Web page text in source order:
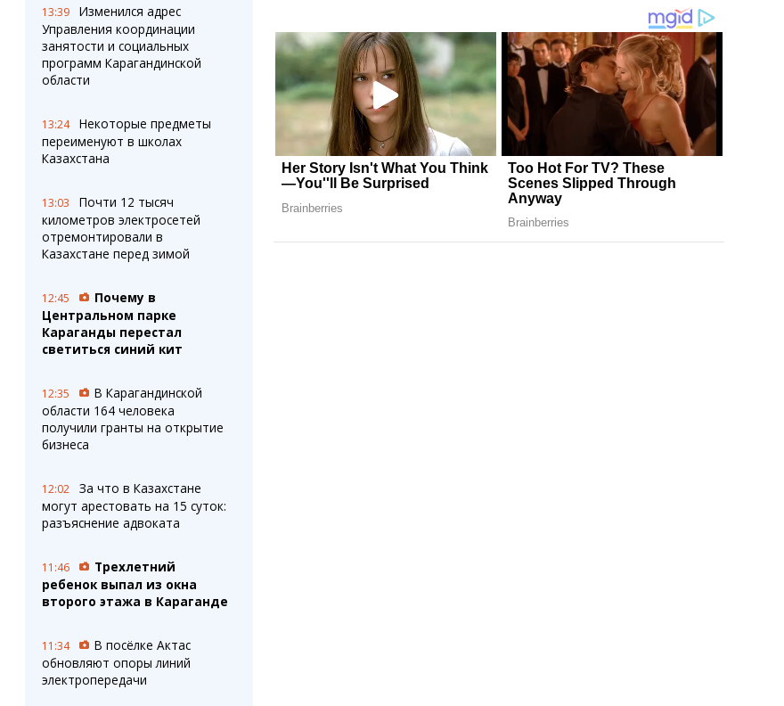
13:39
Изменился адрес
Управления координации
занятости и социальных
программ Карагандинской
области
13:24
Некоторые предметы
переименуют в школах
Казахстана
13:03
Почти 12 тысяч
километров электросетей
отремонтировали в
Казахстане перед зимой
12:45
Почему в
Центральном парке
Караганды перестал
светиться синий кит
12:35
В Карагандинской
области 164 человека
получили гранты на открытие
бизнеса
12:02
За что в Казахстане
могут арестовать на 15 суток:
разъяснение адвоката
11:46
Трехлетний
ребенок выпал из окна
второго этажа в Караганде
11:34
В посёлке Актас
обновляют опоры линий
электропередачи